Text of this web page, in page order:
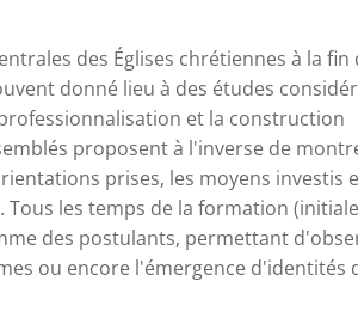
des Églises chrétiennes à la fin
donné lieu à des études
et la construction
proposent à l'inverse de
prises, les moyens investis
les temps de la formation
des postulants, permettant
ou encore l'émergence d'identités